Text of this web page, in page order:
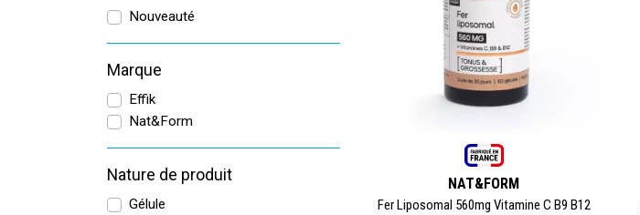
Nouveauté
Marque
Effik
Nat&Form
Nature de produit
Gélule
NAT&FORM
Fer Liposomal 560mg Vitamine C B9 B12